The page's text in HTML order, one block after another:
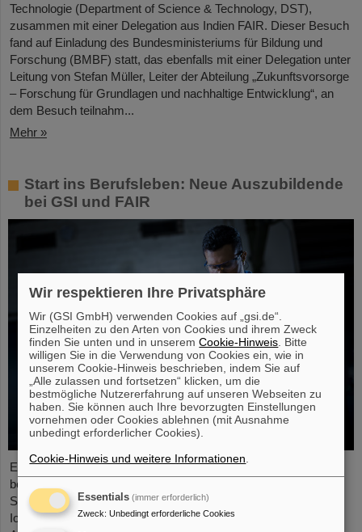
Technologie (Department of Science & Technology, DST),
zusammen mit einer Delegation aus Indien FAIR. Dieser Besuch
fand auf Einladung des Bundesministeriums für Bildung und
Forschung (BMBF) statt, das ebenfalls mit einer Delegation unter
Leitung von Stefan Müller, Leiter der Abteilung „Zukunftsvorsorge
– Forschung für Grundlagen und nachhaltige Entwicklung“, an
dem Besuch teilnahm...
Mehr »
Start ins Berufsleben: Neue Auszubildende
bei GSI und FAIR
Ende August 2024 starteten zwölf junge Menschen in ihre
berufliche Zukunft am GSI Helmholtzzentrum für
Schwerionenforschung und bei FAIR (Facility for Antiproton and
Ion Research). Sie verteilen sich auf sechs verschiedene
Wir respektieren Ihre Privatsphäre
Wir (GSI GmbH) verwenden Cookies auf „gsi.de“.
Einzelheiten zu den Arten von Cookies und ihrem Zweck
finden Sie unten und in unseremCookie-Hinweis . Bitte
willigen Sie in die Verwendung von Cookies ein, wie in
unserem Cookie-Hinweis beschrieben, indem Sie auf
„Alle zulassen und fortsetzen“ klicken, um die
bestmögliche Nutzererfahrung auf unseren Webseiten zu
haben. Sie können auch Ihre bevorzugten Einstellungen
vornehmen oder Cookies ablehnen (mit Ausnahme
unbedingt erforderlicher Cookies).
Cookie-Hinweis und weitere Informationen
Essentials (immer erforderlich)
Zweck: Unbedingt erforderliche Cookies